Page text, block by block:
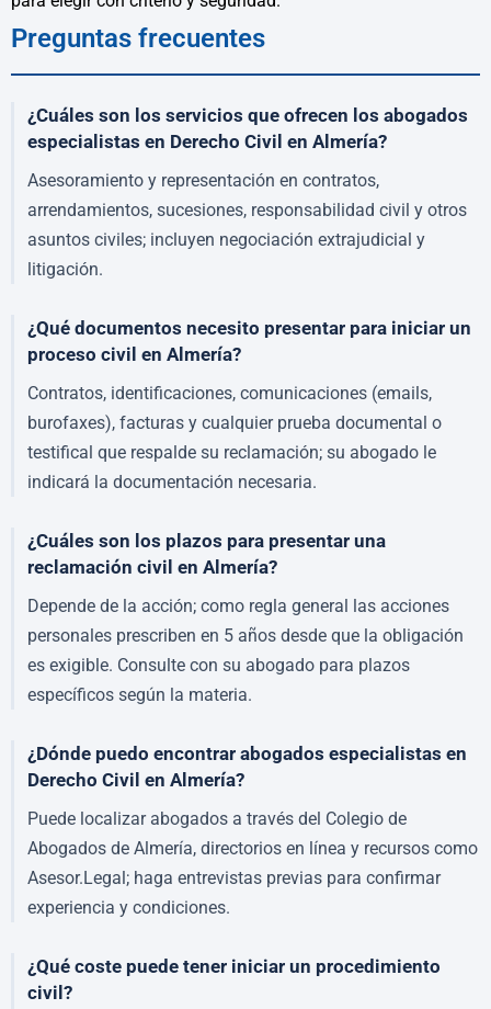
Preguntas frecuentes
¿Cuáles son los servicios que ofrecen los abogados
especialistas en Derecho Civil en Almería?
Asesoramiento y representación en contratos,
arrendamientos, sucesiones, responsabilidad civil y otros
asuntos civiles; incluyen negociación extrajudicial y
litigación.
¿Qué documentos necesito presentar para iniciar un
proceso civil en Almería?
Contratos, identificaciones, comunicaciones (emails,
burofaxes), facturas y cualquier prueba documental o
testifical que respalde su reclamación; su abogado le
indicará la documentación necesaria.
¿Cuáles son los plazos para presentar una
reclamación civil en Almería?
Depende de la acción; como regla general las acciones
personales prescriben en 5 años desde que la obligación
es exigible. Consulte con su abogado para plazos
específicos según la materia.
¿Dónde puedo encontrar abogados especialistas en
Derecho Civil en Almería?
Puede localizar abogados a través del Colegio de
Abogados de Almería, directorios en línea y recursos como
Asesor.Legal; haga entrevistas previas para confirmar
experiencia y condiciones.
¿Qué coste puede tener iniciar un procedimiento
civil?